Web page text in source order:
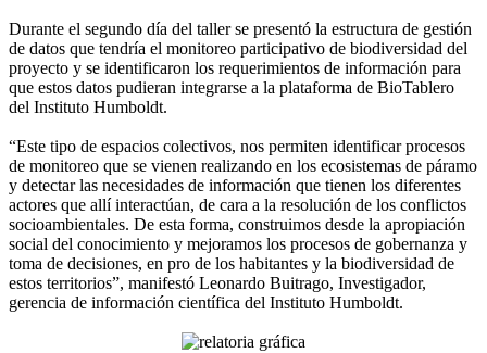
Durante el segundo día del taller se presentó la estructura de gestión
de datos que tendría el monitoreo participativo de biodiversidad del
proyecto y se identificaron los requerimientos de información para
que estos datos pudieran integrarse a la plataforma de BioTablero
del Instituto Humboldt.
“Este tipo de espacios colectivos, nos permiten identificar procesos
de monitoreo que se vienen realizando en los ecosistemas de páramo
y detectar las necesidades de información que tienen los diferentes
actores que allí interactúan, de cara a la resolución de los conflictos
socioambientales. De esta forma, construimos desde la apropiación
social del conocimiento y mejoramos los procesos de gobernanza y
toma de decisiones, en pro de los habitantes y la biodiversidad de
estos territorios”, manifestó Leonardo Buitrago, Investigador,
gerencia de información científica del Instituto Humboldt.